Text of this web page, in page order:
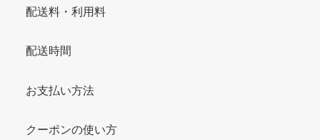
配送料・利用料
配送時間
お支払い方法
クーポンの使い方